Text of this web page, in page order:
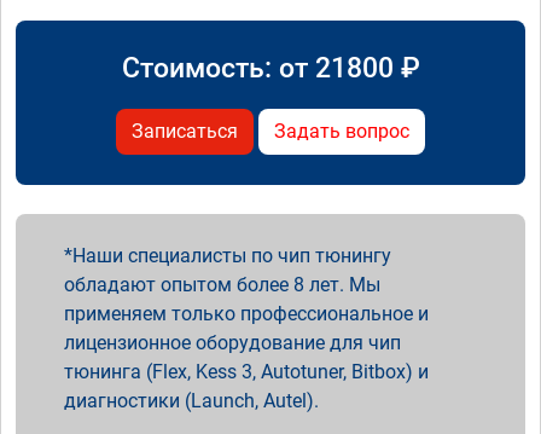
Стоимость: от 21800 ₽
Записаться Задать вопрос
Наши специалисты по чип тюнингу
обладают опытом более 8 лет. Мы
применяем только профессиональное и
лицензионное оборудование для чип
тюнинга (Flex, Kess 3, Autotuner, Bitbox) и
диагностики (Launch, Autel).